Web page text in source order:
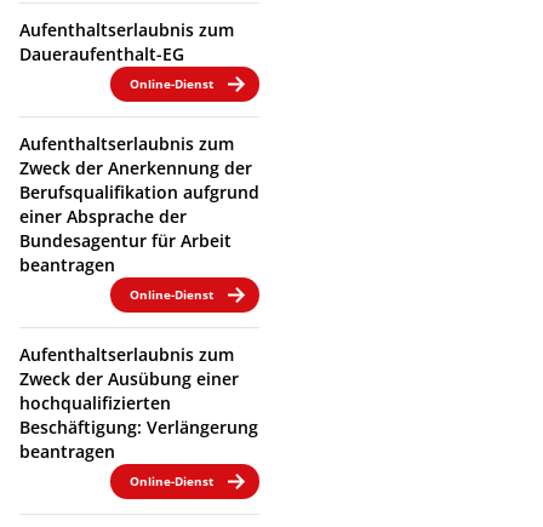
Aufenthaltserlaubnis zum
Daueraufenthalt-EG
Online-Dienst
Aufenthaltserlaubnis zum
Zweck der Anerkennung der
Berufsqualifikation aufgrund
einer Absprache der
Bundesagentur für Arbeit
beantragen
Online-Dienst
Aufenthaltserlaubnis zum
Zweck der Ausübung einer
hochqualifizierten
Beschäftigung: Verlängerung
beantragen
Online-Dienst